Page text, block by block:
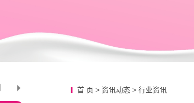
首 页 > 资讯动态 > 行业资讯